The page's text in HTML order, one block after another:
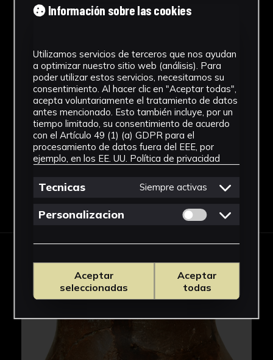
Cerámica
Ubicación
Laboratorio de Investigación
Patrimonio Cultural
Ver más
IMÁGENES
Información sobre las cookies
Utilizamos servicios de terceros que nos ayudan
a optimizar nuestro sitio web (análisis). Para
poder utilizar estos servicios, necesitamos su
consentimiento. Al hacer clic en "Aceptar todas",
acepta voluntariamente el tratamiento de datos
antes mencionado. Esto también incluye, por un
tiempo limitado, su consentimiento de acuerdo
con el Artículo 49 (1) (a) GDPR para el
procesamiento de datos fuera del EEE, por
ejemplo, en los EE. UU. Política de privacidad
Tecnicas Siempre activas
Personalizacion Permitir cookies
Aceptar
seleccionadas
Aceptar
todas